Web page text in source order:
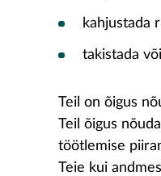
kahjustada
takistada
Teil on õigus
Teil õigus
töötlemise
Teie kui